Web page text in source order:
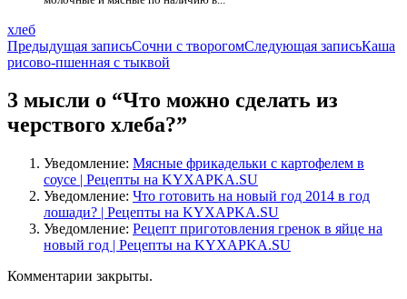
хлеб
Навигация
по
записям
Предыдущая записьСочни с творогомСледующая записьКаша
рисово-пшенная с тыквой
3 мысли о “Что можно сделать из
черствого хлеба?”
Уведомление: Мясные фрикадельки с картофелем в
соусе | Рецепты на KYXAPKA.SU
Уведомление: Что готовить на новый год 2014 в год
лошади? | Рецепты на KYXAPKA.SU
Уведомление: Рецепт приготовления гренок в яйце на
новый год | Рецепты на KYXAPKA.SU
Комментарии закрыты.